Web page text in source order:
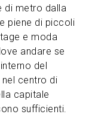
di metro dalla
piene di piccoli
e moda
andare se
del
nel centro di
capitale
sufficienti.